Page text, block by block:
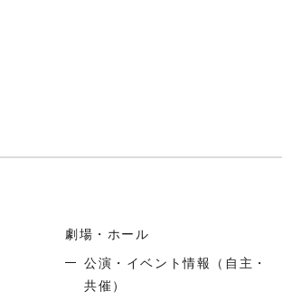
劇場・ホール
公演・イベント情報 （自主・
共催）